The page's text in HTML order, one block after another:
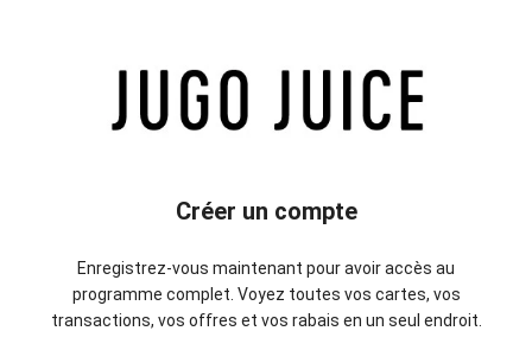
Créer un compte
Enregistrez-vous maintenant pour avoir accès au
programme complet. Voyez toutes vos cartes, vos
transactions, vos offres et vos rabais en un seul endroit.